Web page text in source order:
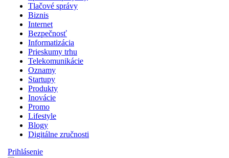
Tlačové správy
Biznis
Internet
Bezpečnosť
Informatizácia
Prieskumy trhu
Telekomunikácie
Oznamy
Startupy
Produkty
Inovácie
Promo
Lifestyle
Blogy
Digitálne zručnosti
Prihlásenie